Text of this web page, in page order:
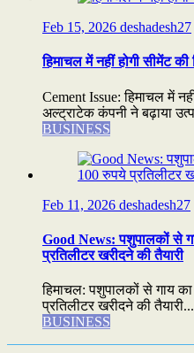
Feb 15, 2026 deshadesh27
हिमाचल में नहीं होगी सीमेंट
Cement Issue: हिमाचल में
अल्ट्राटेक कंपनी ने बढ़ाया
BUSINESS
Feb 11, 2026 deshadesh27
Good News: पशुपालकों से
प्रतिलीटर खरीदने की तैयारी
हिमाचल: पशुपालकों से गाय
प्रतिलीटर खरीदने की तैयारी...
BUSINESS